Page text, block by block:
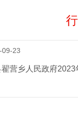
09-23
营乡人民政府